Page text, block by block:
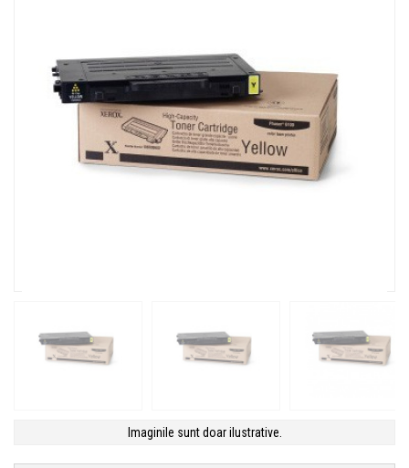
Imaginile sunt doar ilustrative.